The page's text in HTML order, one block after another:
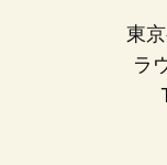
東
ラ